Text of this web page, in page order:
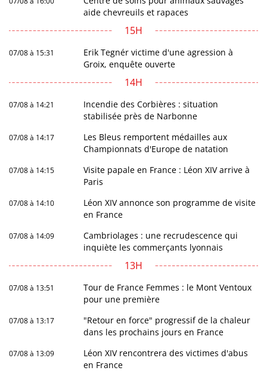
aide chevreuils et rapaces
15H
07/08 à 15:31
Erik Tegnér victime d'une agression à
Groix, enquête ouverte
14H
07/08 à 14:21
Incendie des Corbières : situation
stabilisée près de Narbonne
07/08 à 14:17
Les Bleus remportent médailles aux
Championnats d'Europe de natation
07/08 à 14:15
Visite papale en France : Léon XIV arrive à
Paris
07/08 à 14:10
Léon XIV annonce son programme de visite
en France
07/08 à 14:09
Cambriolages : une recrudescence qui
inquiète les commerçants lyonnais
13H
07/08 à 13:51
Tour de France Femmes : le Mont Ventoux
pour une première
07/08 à 13:17
"Retour en force" progressif de la chaleur
dans les prochains jours en France
07/08 à 13:09
Léon XIV rencontrera des victimes d'abus
en France